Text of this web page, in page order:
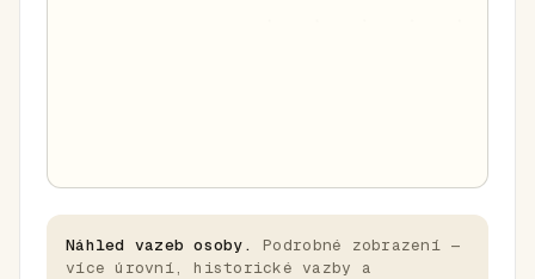
Náhled vazeb osoby.
Podrobné zobrazení —
více úrovní, historické vazby a